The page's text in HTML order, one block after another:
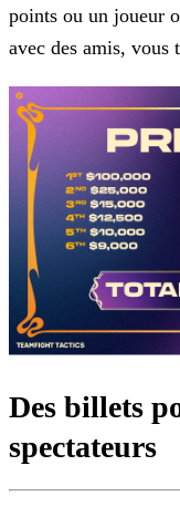
points ou un joueur
avec des amis, vous
Des billets
spectateurs